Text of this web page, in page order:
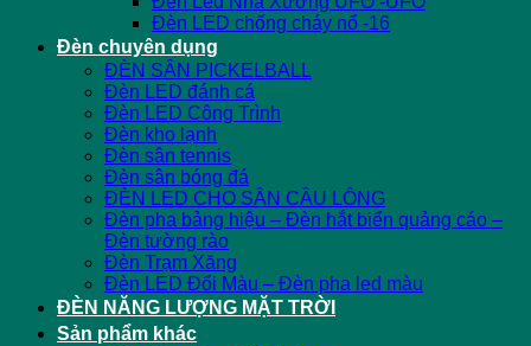
Đèn LED chống cháy nổ -16
Đèn chuyên dụng
ĐÈN SÂN PICKELBALL
Đèn LED đánh cá
Đèn LED Công Trình
Đèn kho lạnh
Đèn sân tennis
Đèn sân bóng đá
ĐÈN LED CHO SÂN CẦU LÔNG
Đèn pha bảng hiệu – Đèn hắt biển quảng cáo –
Đèn tường rào
Đèn Trạm Xăng
Đèn LED Đổi Màu – Đèn pha led màu
ĐÈN NĂNG LƯỢNG MẶT TRỜI
Sản phẩm khác